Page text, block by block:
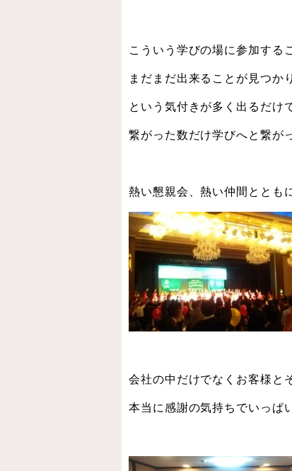
こういう学びの場に参加する
まだまだ出来ることが見つか
という気付きが多く出るだけ
繋がった数だけ学びへと繋が
熱い懇親会、熱い仲間ととも
会社の中だけでなくお客様と
本当に感謝の気持ちでいっぱ